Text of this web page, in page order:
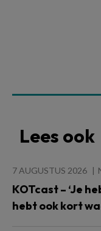
Lees ook
7 AUGUSTUS 2026
KOTcast – ‘Je
hebt ook kort